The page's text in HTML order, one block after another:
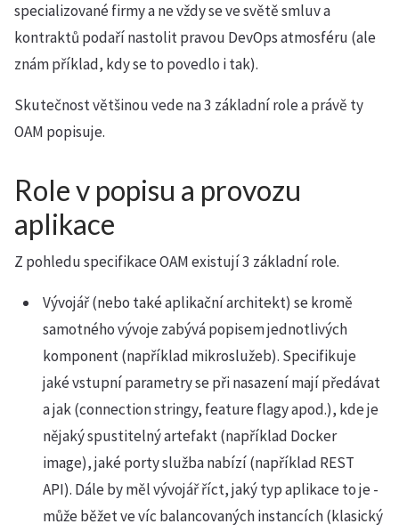
specializované firmy a ne vždy se ve světě smluv a
kontraktů podaří nastolit pravou DevOps atmosféru (ale
znám příklad, kdy se to povedlo i tak).
Skutečnost většinou vede na 3 základní role a právě ty
OAM popisuje.
Role v popisu a provozu
aplikace
Z pohledu specifikace OAM existují 3 základní role.
Vývojář (nebo také aplikační architekt) se kromě
samotného vývoje zabývá popisem jednotlivých
komponent (například mikroslužeb). Specifikuje
jaké vstupní parametry se při nasazení mají předávat
a jak (connection stringy, feature flagy apod.), kde je
nějaký spustitelný artefakt (například Docker
image), jaké porty služba nabízí (například REST
API). Dále by měl vývojář říct, jaký typ aplikace to je -
může běžet ve víc balancovaných instancích (klasický